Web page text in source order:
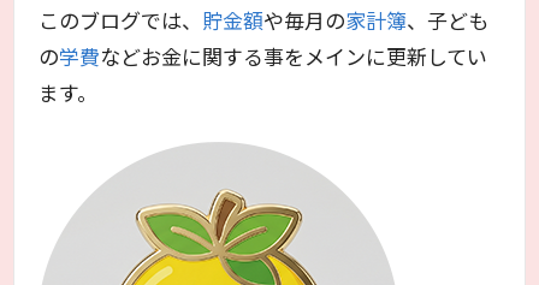
このブログでは、 貯金額や毎月の家計簿、子ども
の学費などお金に関する事をメインに更新してい
ます。